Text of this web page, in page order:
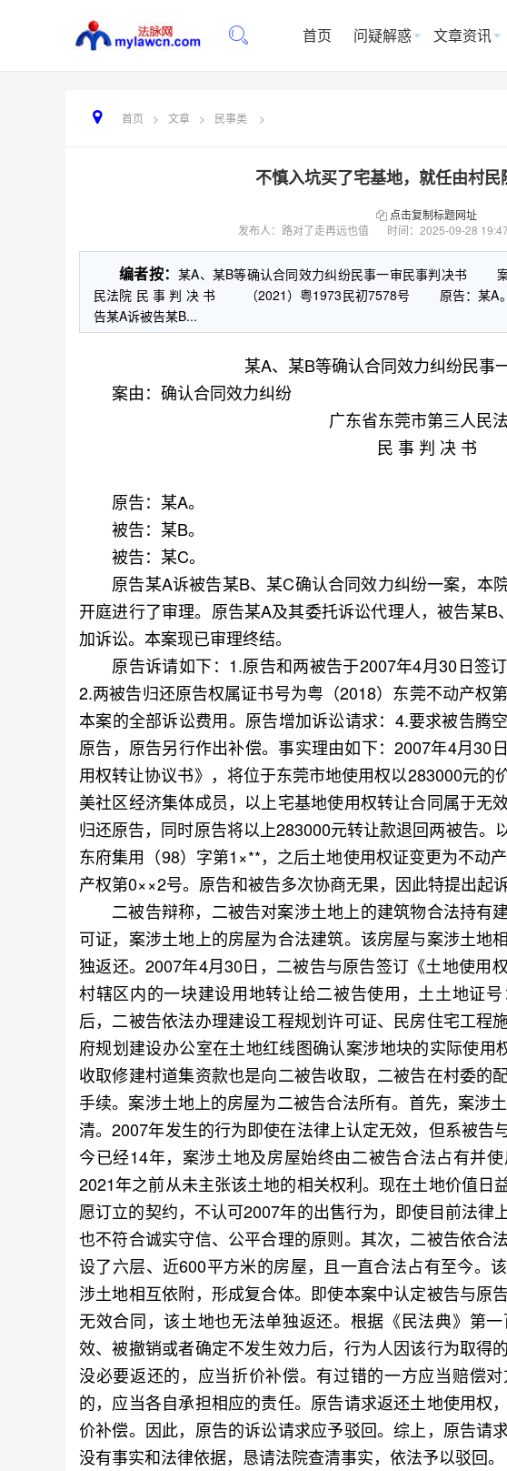
首页 问疑解惑 文章资讯
首页 > 文章 > 民事类 >
不慎入坑买了宅基地，就任由村民
点击复制标题网址
发布人：路对了走再远也值
时间： 2025-09-28
编者按：某A、某B等确认合同效力纠纷民事一审民事判决书 案
民法院 民 事 判 决 书 （2021）粤1973民初7578号 原告
告某A诉被告某B...
某A、某B等确认合同效力纠纷民事
案由：确认合同效力纠纷
广东省东莞市第三人民
民 事 判 决 书
原告：某A。
被告：某B。
被告：某C。
原告某A诉被告某B、某C确认合同效力纠纷一案，本
开庭进行了审理。原告某A及其委托诉讼代理人，被告某
加诉讼。本案现已审理终结。
原告诉请如下：1.原告和两被告于2007年4月30日签订
2.两被告归还原告权属证书号为粤（2018）东莞不动产权
本案的全部诉讼费用。原告增加诉讼请求：4.要求被告腾
原告，原告另行作出补偿。事实理由如下：2007年4月30
用权转让协议书》，将位于东莞市地使用权以283000元的
美社区经济集体成员，以上宅基地使用权转让合同属于无
归还原告，同时原告将以上283000元转让款退回两被告。
东府集用（98）字第1×**，之后土地使用权证变更为不动
产权第0××2号。原告和被告多次协商无果，因此特提出起
二被告辩称，二被告对案涉土地上的建筑物合法持有
可证，案涉土地上的房屋为合法建筑。该房屋与案涉土地
独返还。2007年4月30日，二被告与原告签订《土地使用
村辖区内的一块建设用地转让给二被告使用，土土地证
后，二被告依法办理建设工程规划许可证、民房住宅工程
府规划建设办公室在土地红线图确认案涉地块的实际使用
收取修建村道集资款也是向二被告收取，二被告在村委的
手续。案涉土地上的房屋为二被告合法所有。首先，案涉
清。2007年发生的行为即使在法律上认定无效，但系被告
今已经14年，案涉土地及房屋始终由二被告合法占有并
2021年之前从未主张该土地的相关权利。现在土地价值日
愿订立的契约，不认可2007年的出售行为，即使目前法律
也不符合诚实守信、公平合理的原则。其次，二被告依合
设了六层、近600平方米的房屋，且一直合法占有至今。
涉土地相互依附，形成复合体。即使本案中认定被告与原
无效合同，该土地也无法单独返还。根据《民法典》第
效、被撤销或者确定不发生效力后，行为人因该行为取得
没必要返还的，应当折价补偿。有过错的一方应当赔偿
的，应当各自承担相应的责任。原告请求返还土地使用权
价补偿。因此，原告的诉讼请求应予驳回。综上，原告请
没有事实和法律依据，恳请法院查清事实，依法予以驳回。